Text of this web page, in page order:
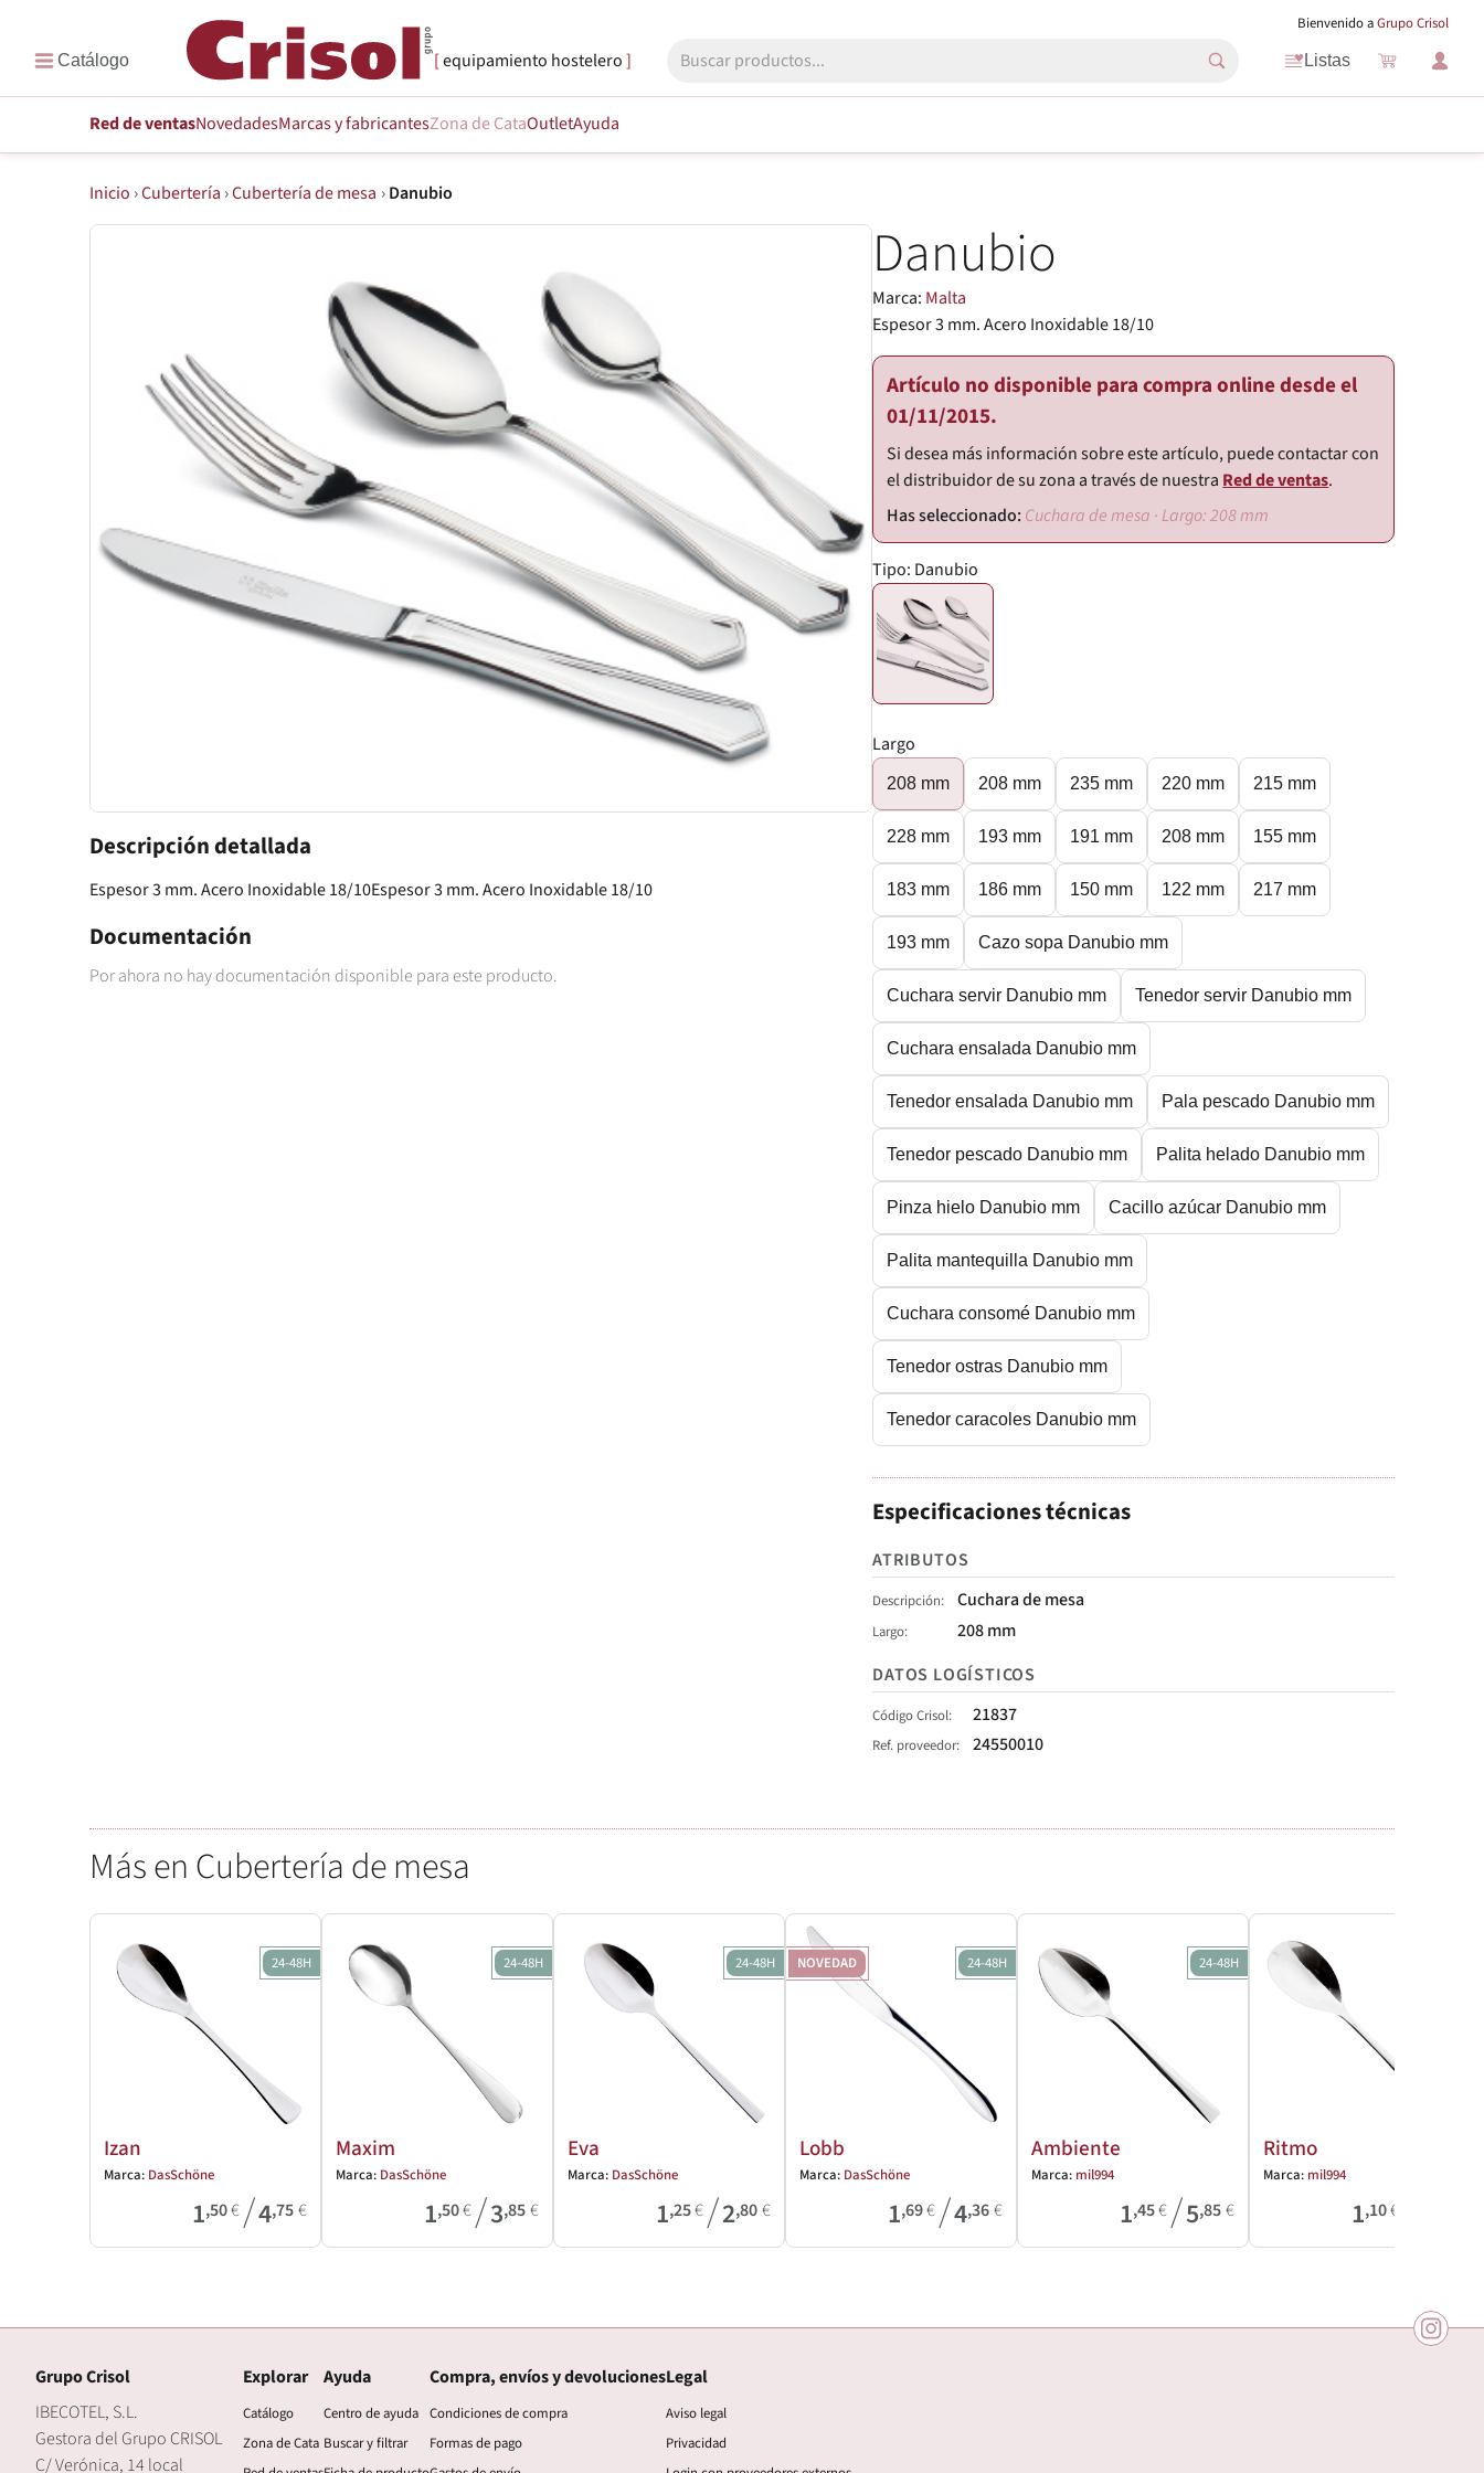
Bienvenido aGrupo Crisol
equipamiento hostelero Listas
Red de ventasNovedadesMarcasy fabricantesZona de CataOutletAyuda
Inicio ›Cubertería ›Cubertería de mesa › Danubio
Descripción detallada
Espesor 3 mm. Acero Inoxidable 18/10Espesor 3 mm. Acero Inoxidable 18/10
Documentación
Por ahora no hay documentación disponible para este producto.
Danubio
Marca: Malta
Espesor 3 mm. Acero Inoxidable 18/10
Artículo no disponible para compra online desde el
01/11/2015.
Si desea más información sobre este artículo, puede contactar con
el distribuidor de su zona a través de nuestra Red de ventas.
Cuchara de mesa · Largo: 208 mm
Tipo: Danubio
Largo
208 mm 208 mm 235 mm 220 mm 215 mm
228 mm 193 mm 191 mm 208 mm 155 mm
183 mm 186 mm 150 mm 122 mm 217 mm
193 mm Cazo sopa Danubio mm
Cuchara servir Danubio mm Tenedor servir Danubio mm
Cuchara ensalada Danubio mm
Tenedor ensalada Danubio mm Pala pescado Danubio mm
Tenedor pescado Danubio mm Palita helado Danubio mm
Pinza hielo Danubio mm Cacillo azúcar Danubio mm
Palita mantequilla Danubio mm
Cuchara consomé Danubio mm
Tenedor ostras Danubio mm
Tenedor caracoles Danubio mm
Especificaciones técnicas
ATRIBUTOS
Descripción Cuchara de mesa
Largo
208 mm
DATOS LOGÍSTICOS
Código Crisol 21837
Ref. proveedor 24550010
Más en Cubertería de mesa
24-48H
Izan
Marca: DasSchöne
1,50€/4,75€
24-48H
Maxim
Marca: DasSchöne
1,50€/3,85€
24-48H
Eva
Marca: DasSchöne
1,25€/2,80€
NOVEDAD 24-48H
Lobb
Marca: DasSchöne
1,69€/4,36€
24-48H
Ambiente
Marca: mil994
1,45€/5,85€
Ritmo
Marca: mil994
1,10€
Grupo Crisol
IBECOTEL, S.L.
Gestora del Grupo CRISOL
C/ Verónica, 14 local
Explorar
Catálogo
Zona de Cata
Ayuda
Centro de ayuda
Buscar y filtrar
Compra, envíos y devoluciones
Condiciones de compra
Formas de pago
Legal
Aviso legal
Privacidad